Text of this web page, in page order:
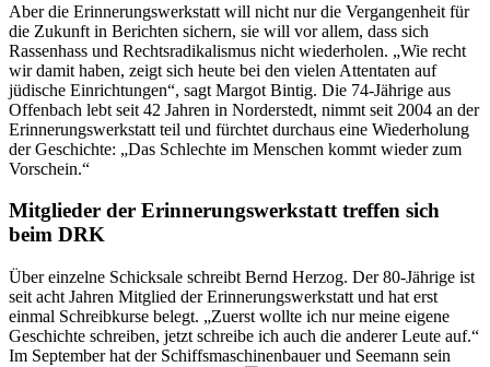
Aber die Erinnerungswerkstatt will nicht nur die Vergangenheit für
die Zukunft in Berichten sichern, sie will vor allem, dass sich
Rassenhass und Rechtsradikalismus nicht wiederholen.
Wie recht
wir damit haben, zeigt sich heute bei den vielen Attentaten auf
jüdische Einrichtungen , sagt Margot Bintig. Die 74-Jährige aus
Offenbach lebt seit 42 Jahren in Norderstedt, nimmt seit 2004 an der
Erinnerungswerkstatt teil und fürchtet durchaus eine Wiederholung
der Geschichte:
Das Schlechte im Menschen kommt wieder zum
Vorschein.
Mitglieder der Erinnerungswerkstatt treffen sich
beim DRK
Über einzelne Schicksale schreibt Bernd Herzog. Der 80-Jährige ist
seit acht Jahren Mitglied der Erinnerungswerkstatt und hat erst
einmal Schreibkurse belegt.
Zuerst wollte ich nur meine eigene
Geschichte schreiben, jetzt schreibe ich auch die anderer Leute auf.
Im September hat der Schiffsmaschinenbauer und Seemann sein